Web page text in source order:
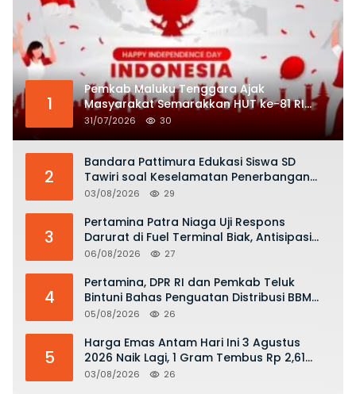
1
Pemkab Maluku Tenggara Ajak
Masyarakat Semarakkan HUT ke-81 RI
dengan Semangat Nasionalisme
31/07/2026 30
2
Bandara Pattimura Edukasi Siswa SD
Tawiri soal Keselamatan Penerbangan
dan Bahaya Bermain Layang-layang di
03/08/2026 29
3
Pertamina Patra Niaga Uji Respons
Darurat di Fuel Terminal Biak, Antisipasi
Risiko Kebakaran dan Tumpahan BBM
06/08/2026 27
4
Pertamina, DPR RI dan Pemkab Teluk
Bintuni Bahas Penguatan Distribusi BBM
dan LPG
05/08/2026 26
5
Harga Emas Antam Hari Ini 3 Agustus
2026 Naik Lagi, 1 Gram Tembus Rp 2,61
Juta
03/08/2026 26